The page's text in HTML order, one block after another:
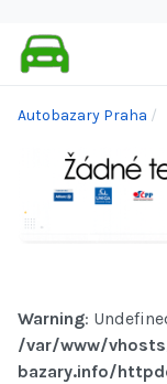
Autobazary Praha
Warning:
/var/www/
bazary.info/